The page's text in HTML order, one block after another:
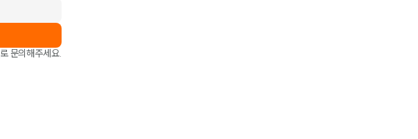
로 문의해주세요.